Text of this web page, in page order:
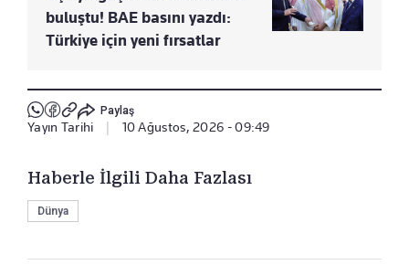
buluştu! BAE basını yazdı:
Türkiye için yeni fırsatlar
Paylaş
Yayın Tarihi | 10 Ağustos, 2026 - 09:49
Haberle İlgili Daha Fazlası
Dünya